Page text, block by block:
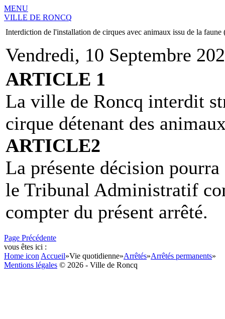
MENU
VILLE DE RONCQ
Interdiction de l'installation de cirques avec animaux issu de la faune
Vendredi, 10 Septembre
ARTICLE 1
La ville de Roncq interdit
cirque détenant des
ARTICLE2
La présente décision
le Tribunal Administratif
compter du présent arrêté.
Page Précédente
vous êtes ici :
Home icon Accueil»Vie quotidienne»Arrêtés»Arrêtés permanents»
Mentions légales © 2026 - Ville de Roncq